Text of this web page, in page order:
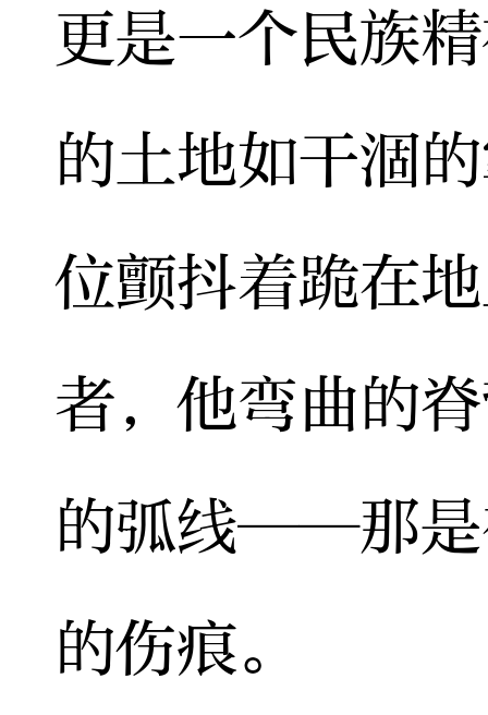
更是一个民族
的土地如干涸
位颤抖着跪在
者，他弯曲的
的弧线——那是
的伤痕。